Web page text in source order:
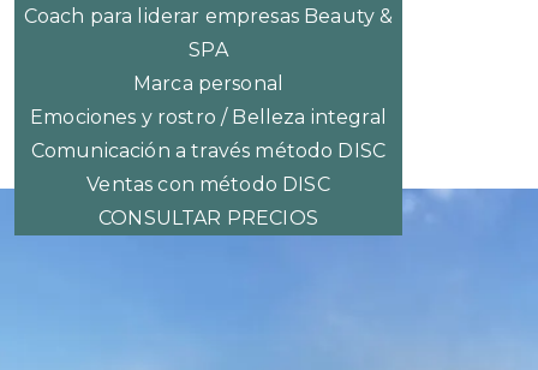
Coach para liderar empresas Beauty &
SPA
Marca personal
Emociones y rostro / Belleza integral
Comunicación a través método DISC
Ventas con método DISC
CONSULTAR PRECIOS